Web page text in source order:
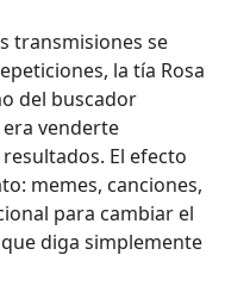
transmisiones se
la tía Rosa
del buscador
venderte
El efecto
memes, canciones,
para cambiar el
diga simplemente